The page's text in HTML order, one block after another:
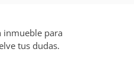
inmueble para
tus dudas.